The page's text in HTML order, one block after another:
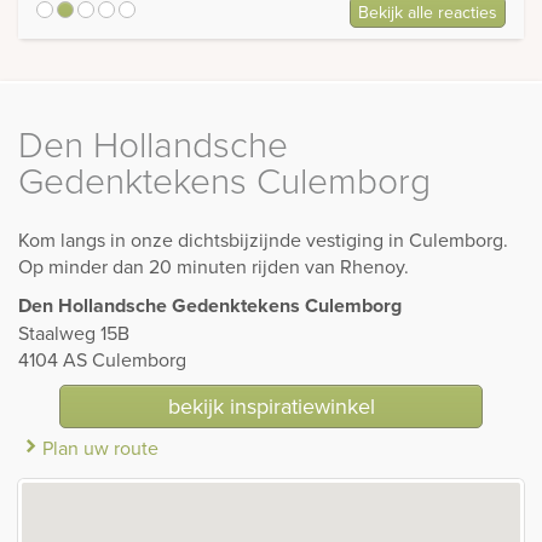
Bekijk alle reacties
Den Hollandsche
Gedenktekens Culemborg
Kom langs in onze dichtsbijzijnde vestiging in Culemborg.
Op minder dan 20 minuten rijden van Rhenoy.
Den Hollandsche Gedenktekens Culemborg
Staalweg 15B
4104 AS Culemborg
bekijk inspiratiewinkel
Plan uw route